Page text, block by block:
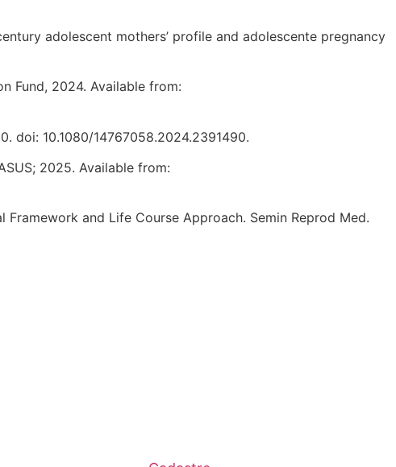
adolescent mothers’ profile and adolescente pregnancy
Fund, 2024. Available from:
doi: 10.1080/14767058.2024.2391490.
2025. Available from:
and Life Course Approach. Semin Reprod Med.